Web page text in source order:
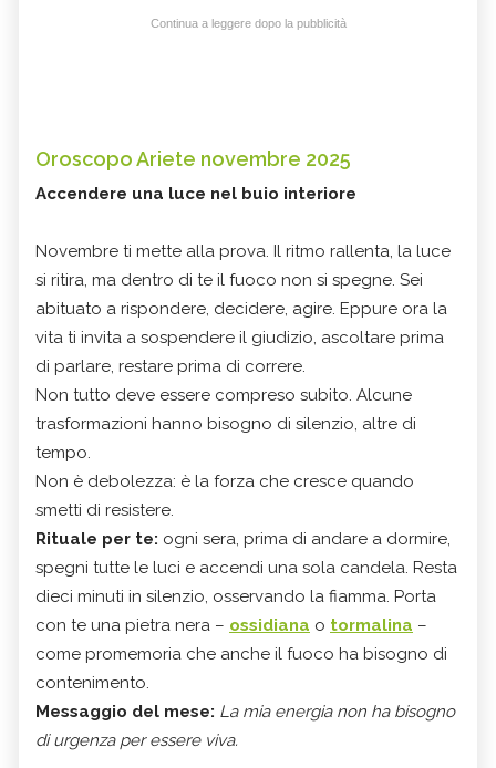
Continua a leggere dopo la pubblicità
Oroscopo Ariete novembre 2025
Accendere una luce nel buio interiore
Novembre ti mette alla prova. Il ritmo rallenta, la luce
si ritira, ma dentro di te il fuoco non si spegne. Sei
abituato a rispondere, decidere, agire. Eppure ora la
vita ti invita a sospendere il giudizio, ascoltare prima
di parlare, restare prima di correre.
Non tutto deve essere compreso subito. Alcune
trasformazioni hanno bisogno di silenzio, altre di
tempo.
Non è debolezza: è la forza che cresce quando
smetti di resistere.
Rituale per te: ogni sera, prima di andare a dormire,
spegni tutte le luci e accendi una sola candela. Resta
dieci minuti in silenzio, osservando la fiamma. Porta
con te una pietra nera – ossidiana o tormalina –
come promemoria che anche il fuoco ha bisogno di
contenimento.
Messaggio del mese: La mia energia non ha bisogno
di urgenza per essere viva.